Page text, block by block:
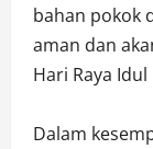
bahan pokok
aman dan
Hari Raya Idul
Dalam